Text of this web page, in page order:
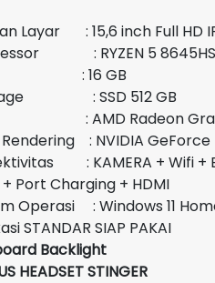
Layar : 15,6 inch Full HD
: RYZEN 5 8645HS
: 16 GB
: SSD 512 GB
: AMD Radeon
: NVIDIA GeForce
: KAMERA + Wifi +
Port Charging + HDMI
Operasi : Windows 11
STANDAR SIAP PAKAI
Backlight
HEADSET STINGER